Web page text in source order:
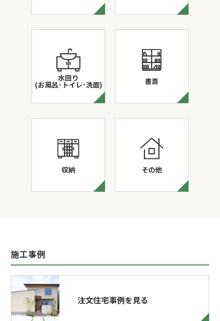
水回り
(お風呂･トイレ･洗面) 書斎
収納 その他
施工事例
注文住宅事例を見る